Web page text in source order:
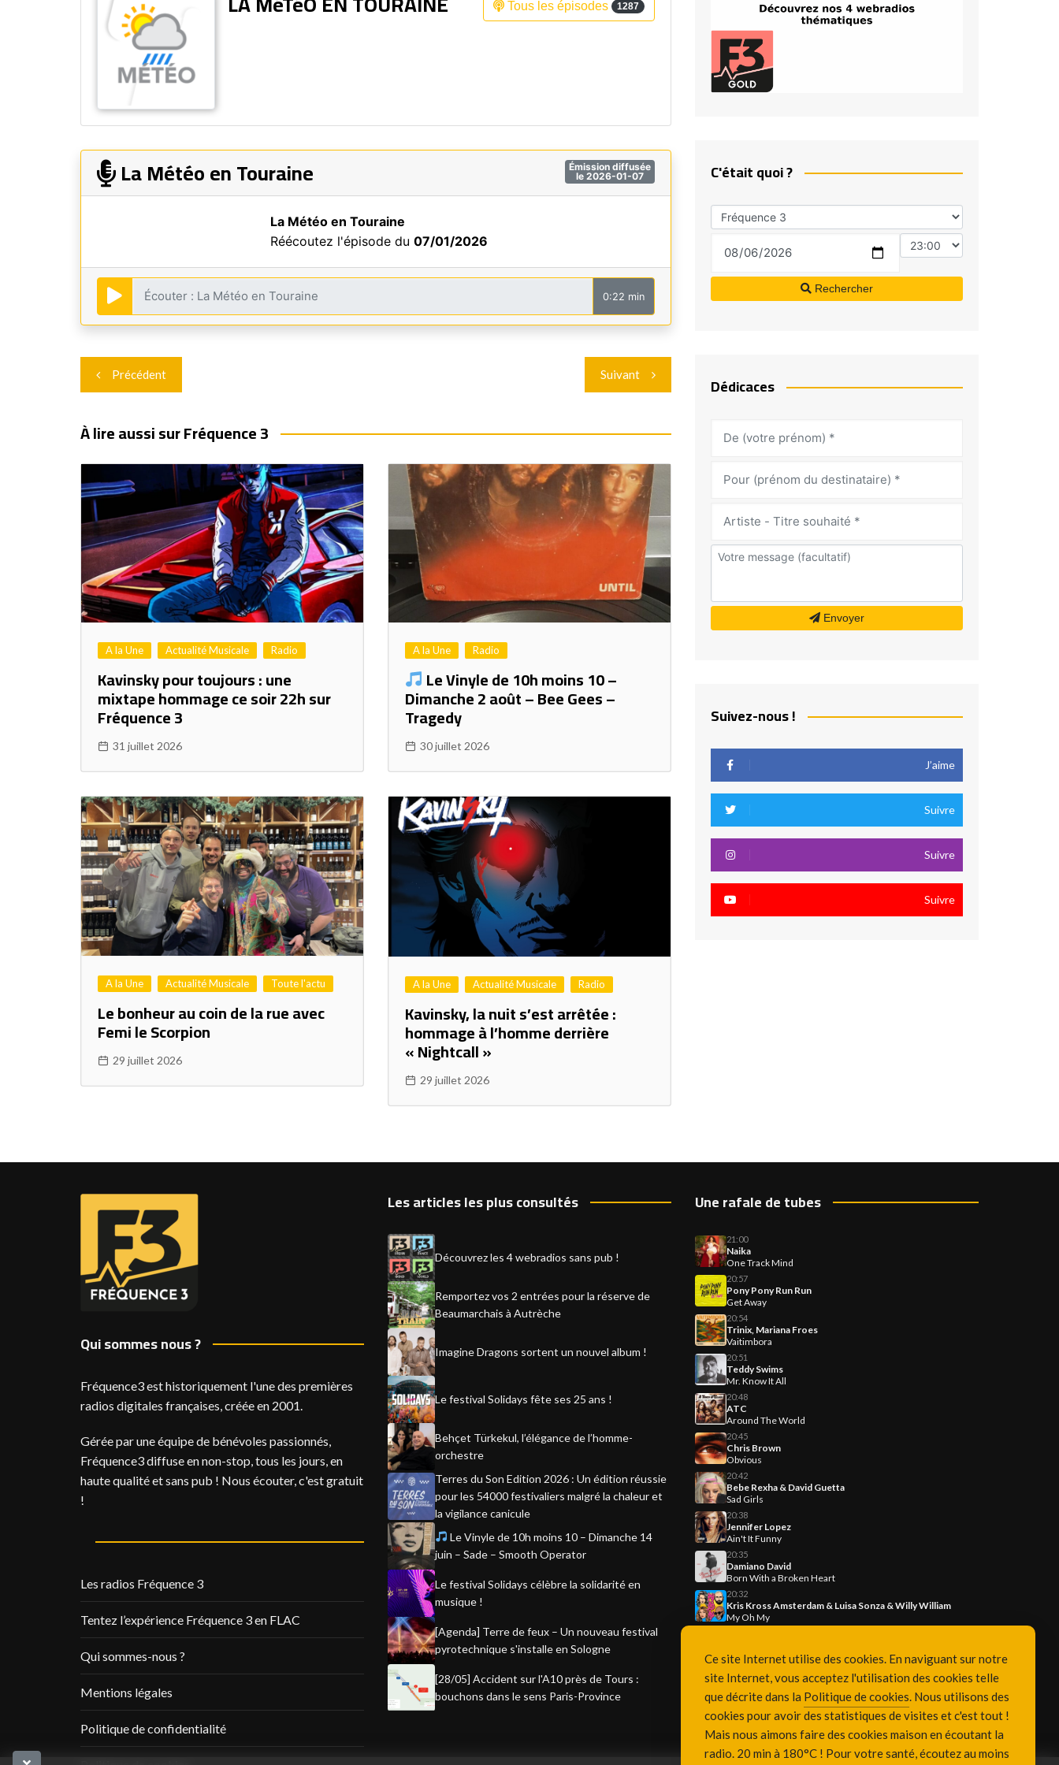
Fréquence 3 Urban
Tous les épisodes 1287
Émission diffusée
le 2026-01-07
La Météo en Touraine
La Météo en Touraine
Réécoutez l'épisode du 07/01/2026
0:22 min
Navigation
de
l’article
Précédent Suivant
À lire aussi sur Fréquence 3
A la Une Actualité Musicale Radio
Kavinsky pour toujours : une
mixtape hommage ce soir 22h sur
Fréquence 3
31 juillet 2026
A la Une Radio
Le Vinyle de 10h moins 10 –
Dimanche 2 août – Bee Gees –
Tragedy
30 juillet 2026
A la Une Actualité Musicale Toute l'actu
Le bonheur au coin de la rue avec
Femi le Scorpion
29 juillet 2026
A la Une Actualité Musicale Radio
Kavinsky, la nuit s’est arrêtée :
hommage à l’homme derrière
« Nightcall »
29 juillet 2026
C'était quoi ?
Rechercher
Dédicaces
Envoyer
Suivez-nous !
J’aime
Suivre
Suivre
Suivre
Qui sommes nous ?
Fréquence3 est historiquement l'une des premières
radios digitales françaises, créée en 2001.
Gérée par une équipe de bénévoles passionnés,
Fréquence3 diffuse en non-stop, tous les jours, en
haute qualité et sans pub ! Nous écouter, c'est gratuit
!
Les radios Fréquence 3
Tentez l’expérience Fréquence 3 en FLAC
Qui sommes-nous ?
Mentions légales
Politique de confidentialité
Les articles les plus consultés
Découvrez les 4 webradios sans pub !
Remportez vos 2 entrées pour la réserve de
Beaumarchais à Autrèche
Imagine Dragons sortent un nouvel album !
Le festival Solidays fête ses 25 ans !
Behçet Türkekul, l’élégance de l’homme-
orchestre
Terres du Son Edition 2026 : Un édition réussie
pour les 54000 festivaliers malgré la chaleur et
la vigilance canicule
Le Vinyle de 10h moins 10 – Dimanche 14
juin – Sade – Smooth Operator
Le festival Solidays célèbre la solidarité en
musique !
[Agenda] Terre de feux – Un nouveau festival
pyrotechnique s'installe en Sologne
[28/05] Accident sur l'A10 près de Tours :
bouchons dans le sens Paris-Province
Une rafale de tubes
21:00
Naika
One Track Mind
20:57
Pony Pony Run Run
Get Away
20:54
Trinix, Mariana Froes
Vaitimbora
20:51
Teddy Swims
Mr. Know It All
20:48
ATC
Around The World
20:45
Chris Brown
Obvious
20:42
Bebe Rexha & David Guetta
Sad Girls
20:38
Jennifer Lopez
Ain't It Funny
20:35
Damiano David
Born With a Broken Heart
20:32
Kris Kross Amsterdam & Luisa Sonza & Willy William
My Oh My
Ce site Internet utilise des cookies. En naviguant sur notre
site Internet, vous acceptez l'utilisation des cookies telle
que décrite dans la Politique de cookies. Nous utilisons des
cookies pour avoir des statistiques de visites et c'est tout !
Mais nous aimons faire des cookies maison en écoutant la
radio. 20 min à 180°C ! Pour votre santé, écoutez au moins